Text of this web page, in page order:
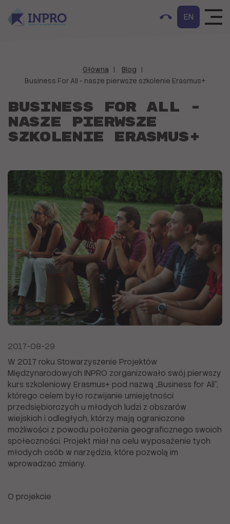
EN
Główna
Blog
Business For All - nasze pierwsze szkolenie Erasmus+
Business For All -
nasze pierwsze
szkolenie Erasmus+
2017-08-29
W 2017 roku Stowarzyszenie Projektów
Międzynarodowych INPRO zorganizowało swój pierwszy
kurs szkoleniowy Erasmus+ pod nazwą „Business for All”,
którego celem było rozwijanie umiejętności
przedsiębiorczych u młodych ludzi z obszarów
wiejskich i odległych, którzy mają ograniczone
możliwości z powodu położenia geograficznego swoich
społeczności. Projekt miał na celu wyposażenie tych
młodych osób w narzędzia, które pozwolą im
wprowadzać zmiany.
O projekcie